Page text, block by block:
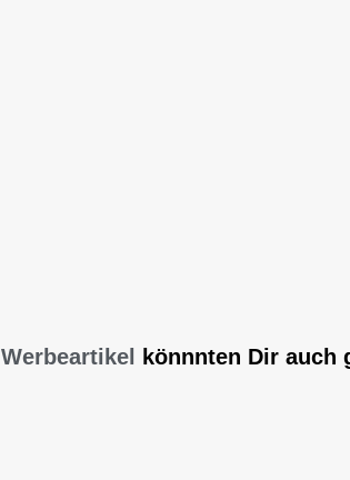
Werbeartikel könnnten Dir auch